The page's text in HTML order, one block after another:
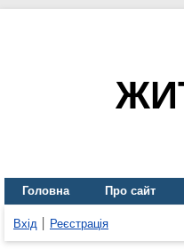
Головна Про сайт
Вхід Реєстрація